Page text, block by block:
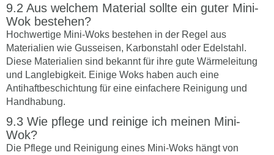
Aus welchem Material sollte ein guter Mini-
Wok bestehen?
Hochwertige Mini-Woks bestehen in der Regel aus
Materialien wie Gusseisen, Karbonstahl oder Edelstahl.
Diese Materialien sind bekannt für ihre gute Wärmeleitung
und Langlebigkeit. Einige Woks haben auch eine
Antihaftbeschichtung für eine einfachere Reinigung und
Handhabung.
Wie pflege und reinige ich meinen Mini-
Wok?
Die Pflege und Reinigung eines Mini-Woks hängt von